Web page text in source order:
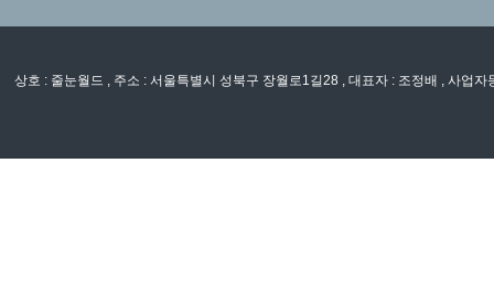
상호 : 줄눈월드 , 주소 : 서울특별시 성북구 장월로1길28 , 대표자 : 조정배 , 사업